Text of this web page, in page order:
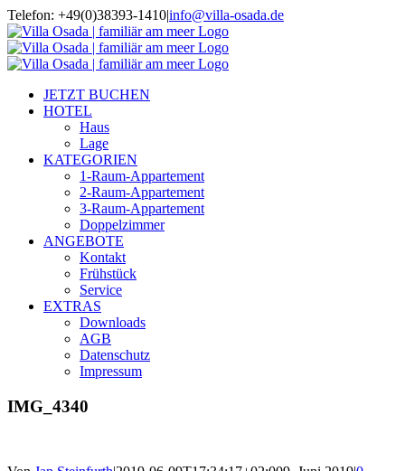
Zum
Inhalt
springen
Telefon: +49(0)38393-1410|info@villa-osada.de
JETZT BUCHEN
HOTEL
Haus
Lage
KATEGORIEN
1-Raum-Appartement
2-Raum-Appartement
3-Raum-Appartement
Doppelzimmer
ANGEBOTE
Kontakt
Frühstück
Service
EXTRAS
Downloads
AGB
Datenschutz
Impressum
IMG_4340